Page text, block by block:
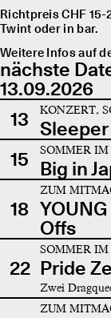
Richtpreis CHF
Twint oder in bar.
Weitere Infos auf
nächste
13.09.2026
13
KONZERT,
15
SOMMER
Big in
18
ZUM
Offs
22
SOMMER IM
Pride
Zwei
ZUM